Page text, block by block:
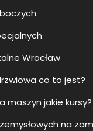
Wrocław
co to jest?
maszyn jakie kursy?
na